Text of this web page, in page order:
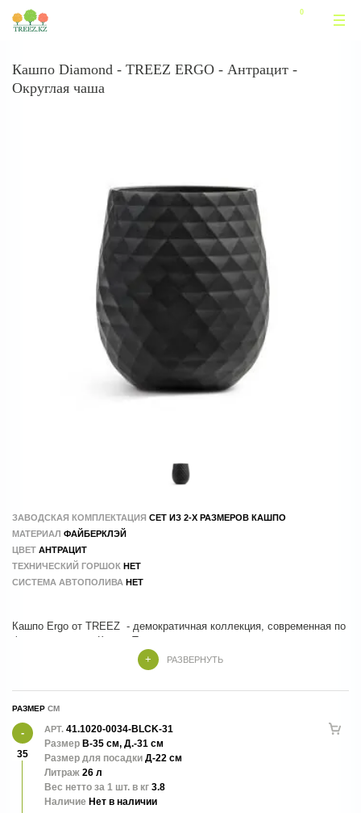
Кашпо Diamond - TREEZ ERGO - Антрацит -
Округлая чаша
ЗАВОДСКАЯ КОМПЛЕКТАЦИЯ СЕТ ИЗ 2-Х РАЗМЕРОВ КАШПО
МАТЕРИАЛ ФAЙБЕРКЛЭЙ
ЦВЕТ АНТРАЦИТ
ТЕХНИЧЕСКИЙ ГОРШОК НЕТ
СИСТЕМА АВТОПОЛИВА НЕТ
Кашпо Ergo от TREEZ - демократичная коллекция, современная по
форме и стилю . Кашпо Treez изготовлены из композитных
материалов , в составе которых натуральные и экологичные
компоненты. Производство - 100 % ручной труд.
РАЗВЕРНУТЬ
РАЗМЕР
35
АРТ. 41.1020-0034-BLCK-31
Размер В-35 см, Д.-31 см
Размер для посадки Д-22 см
Литраж 26 л
Вес нетто за 1 шт. в кг 3.8
Наличие Нет в наличии